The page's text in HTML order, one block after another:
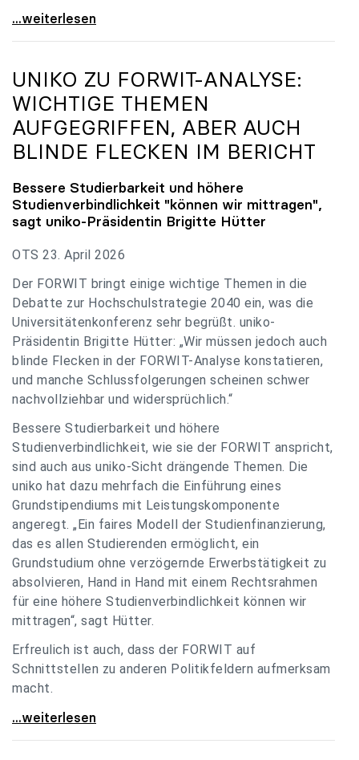
uniko zu Budgetverhandlungen: Universitäten sind
...weiterlesen
UNIKO ZU FORWIT-ANALYSE:
WICHTIGE THEMEN
AUFGEGRIFFEN, ABER AUCH
BLINDE FLECKEN IM BERICHT
Bessere Studierbarkeit und höhere
Studienverbindlichkeit "können wir mittragen",
sagt uniko-Präsidentin Brigitte Hütter
OTS 23. April 2026
Der FORWIT bringt einige wichtige Themen in die
Debatte zur Hochschulstrategie 2040 ein, was die
Universitätenkonferenz sehr begrüßt. uniko-
Präsidentin Brigitte Hütter: „Wir müssen jedoch auch
blinde Flecken in der FORWIT-Analyse konstatieren,
und manche Schlussfolgerungen scheinen schwer
nachvollziehbar und widersprüchlich.“
Bessere Studierbarkeit und höhere
Studienverbindlichkeit, wie sie der FORWIT anspricht,
sind auch aus uniko-Sicht drängende Themen. Die
uniko hat dazu mehrfach die Einführung eines
Grundstipendiums mit Leistungskomponente
angeregt. „Ein faires Modell der Studienfinanzierung,
das es allen Studierenden ermöglicht, ein
Grundstudium ohne verzögernde Erwerbstätigkeit zu
absolvieren, Hand in Hand mit einem Rechtsrahmen
für eine höhere Studienverbindlichkeit können wir
mittragen“, sagt Hütter.
Erfreulich ist auch, dass der FORWIT auf
Schnittstellen zu anderen Politikfeldern aufmerksam
macht.
uniko zu FORWIT-Analyse: Wichtige Themen
...weiterlesen